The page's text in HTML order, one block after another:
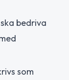
bedriva
som